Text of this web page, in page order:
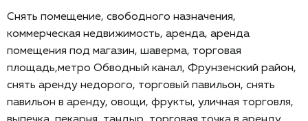
Снять помещение, свободного назначения,
коммерческая недвижимость, аренда, аренда
помещения под магазин, шаверма, торговая
площадь,метро Обводный канал, Фрунзенский район,
снять аренду недорого, торговый павильон, снять
павильон в аренду, овощи, фрукты, уличная торговля,